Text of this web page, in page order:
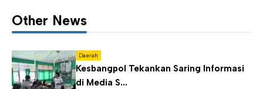
Other News
Daerah
Kesbangpol Tekankan Saring Informasi
di Media S...